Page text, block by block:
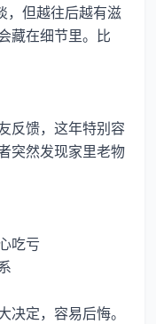
，但越往后越有滋
藏在细节里。比
反馈，这年特别容
突然发现家里老物
吃亏
定，容易后悔。